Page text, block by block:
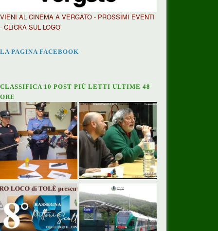
VIENI AL CINEMA A VERGATO - PROSSIMI EVENTI
- CLICKA SUL LOGO
LA PAGINA FACEBOOK
CLASSIFICA 10 POST PIÙ LETTI ULTIME 48
ORE